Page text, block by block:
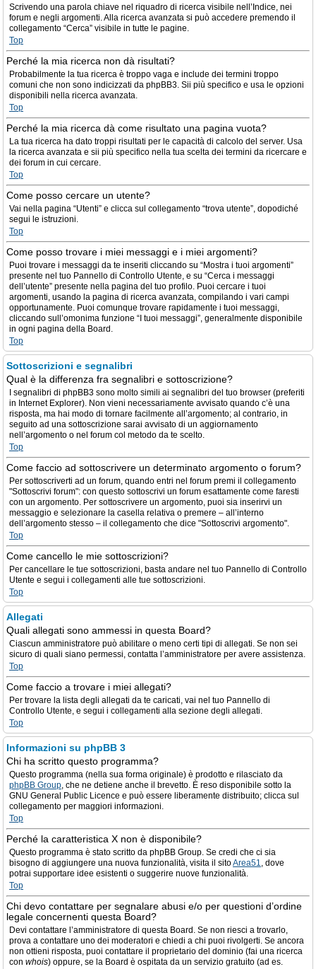
Scrivendo una parola chiave nel riquadro di ricerca visibile nell’Indice, nei
forum e negli argomenti. Alla ricerca avanzata si può accedere premendo il
collegamento “Cerca” visibile in tutte le pagine.
Top
Perché la mia ricerca non dà risultati?
Probabilmente la tua ricerca è troppo vaga e include dei termini troppo
comuni che non sono indicizzati da phpBB3. Sii più specifico e usa le opzioni
disponibili nella ricerca avanzata.
Top
Perché la mia ricerca dà come risultato una pagina vuota?
La tua ricerca ha dato troppi risultati per le capacità di calcolo del server. Usa
la ricerca avanzata e sii più specifico nella tua scelta dei termini da ricercare e
dei forum in cui cercare.
Top
Come posso cercare un utente?
Vai nella pagina “Utenti” e clicca sul collegamento “trova utente”, dopodiché
segui le istruzioni.
Top
Come posso trovare i miei messaggi e i miei argomenti?
Puoi trovare i messaggi da te inseriti cliccando su “Mostra i tuoi argomenti”
presente nel tuo Pannello di Controllo Utente, e su “Cerca i messaggi
dell’utente” presente nella pagina del tuo profilo. Puoi cercare i tuoi
argomenti, usando la pagina di ricerca avanzata, compilando i vari campi
opportunamente. Puoi comunque trovare rapidamente i tuoi messaggi,
cliccando sull’omonima funzione “I tuoi messaggi”, generalmente disponibile
in ogni pagina della Board.
Top
Sottoscrizioni e segnalibri
Qual è la differenza fra segnalibri e sottoscrizione?
I segnalibri di phpBB3 sono molto simili ai segnalibri del tuo browser (preferiti
in Internet Explorer). Non vieni necessariamente avvisato quando c’è una
risposta, ma hai modo di tornare facilmente all’argomento; al contrario, in
seguito ad una sottoscrizione sarai avvisato di un aggiornamento
nell’argomento o nel forum col metodo da te scelto.
Top
Come faccio ad sottoscrivere un determinato argomento o forum?
Per sottoscriverti ad un forum, quando entri nel forum premi il collegamento
"Sottoscrivi forum": con questo sottoscrivi un forum esattamente come faresti
con un argomento. Per sottoscrivere un argomento, puoi sia inserirvi un
messaggio e selezionare la casella relativa o premere – all’interno
dell’argomento stesso – il collegamento che dice "Sottoscrivi argomento".
Top
Come cancello le mie sottoscrizioni?
Per cancellare le tue sottoscrizioni, basta andare nel tuo Pannello di Controllo
Utente e segui i collegamenti alle tue sottoscrizioni.
Top
Allegati
Quali allegati sono ammessi in questa Board?
Ciascun amministratore può abilitare o meno certi tipi di allegati. Se non sei
sicuro di quali siano permessi, contatta l’amministratore per avere assistenza.
Top
Come faccio a trovare i miei allegati?
Per trovare la lista degli allegati da te caricati, vai nel tuo Pannello di
Controllo Utente, e segui i collegamenti alla sezione degli allegati.
Top
Informazioni su phpBB 3
Chi ha scritto questo programma?
Questo programma (nella sua forma originale) è prodotto e rilasciato da
phpBB Group, che ne detiene anche il brevetto. È reso disponibile sotto la
GNU General Public Licence e può essere liberamente distribuito; clicca sul
collegamento per maggiori informazioni.
Top
Perché la caratteristica X non è disponibile?
Questo programma è stato scritto da phpBB Group. Se credi che ci sia
bisogno di aggiungere una nuova funzionalità, visita il sitoArea51, dove
potrai supportare idee esistenti o suggerire nuove funzionalità.
Top
Chi devo contattare per segnalare abusi e/o per questioni d’ordine
legale concernenti questa Board?
Devi contattare l’amministratore di questa Board. Se non riesci a trovarlo,
prova a contattare uno dei moderatori e chiedi a chi puoi rivolgerti. Se ancora
non ottieni risposta, puoi contattare il proprietario del dominio (fai una ricerca
con whois) oppure, se la Board è ospitata da un servizio gratuito (ad es.